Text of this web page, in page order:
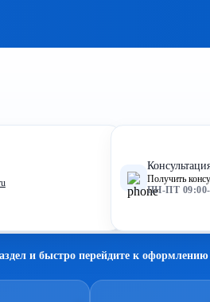
Получить
ПН-ПТ 09:00-
и быстро перейдите к оформлению